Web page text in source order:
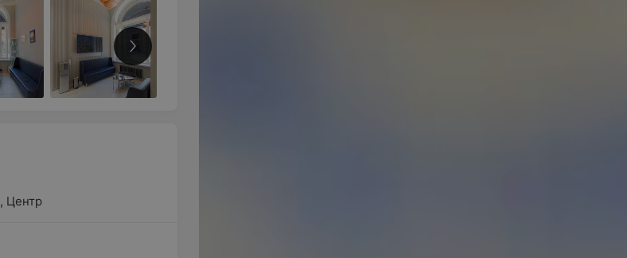
, Центр